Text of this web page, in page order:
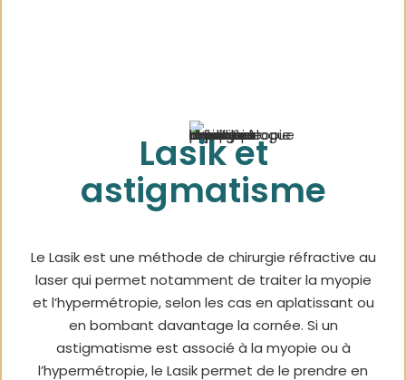
Lasik et
astigmatisme
Le Lasik est une méthode de chirurgie réfractive au
laser qui permet notamment de traiter la myopie
et l’hypermétropie, selon les cas en aplatissant ou
en bombant davantage la cornée. Si un
astigmatisme est associé à la myopie ou à
l’hypermétropie, le Lasik permet de le prendre en